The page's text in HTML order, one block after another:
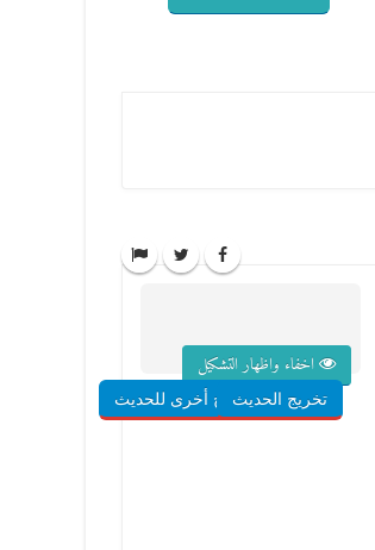
اخفاء واظهار التشكيل
تخريج الحديثشروح أخرى للحديث